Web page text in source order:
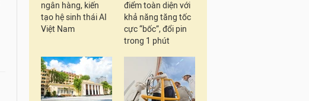
ngân hàng, kiến
tạo hệ sinh thái AI
Việt Nam
điểm toàn diện với
khả năng tăng tốc
cực “bốc”, đổi pin
trong 1 phút